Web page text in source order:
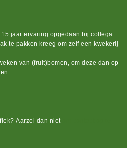
jaar ervaring opgedaan bij collega
te pakken kreeg om zelf een kwekerij
van (fruit)bomen, om deze dan op
Aarzel dan niet